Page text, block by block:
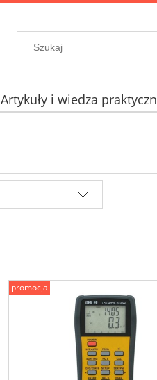
Artykuły i wiedza
promocja